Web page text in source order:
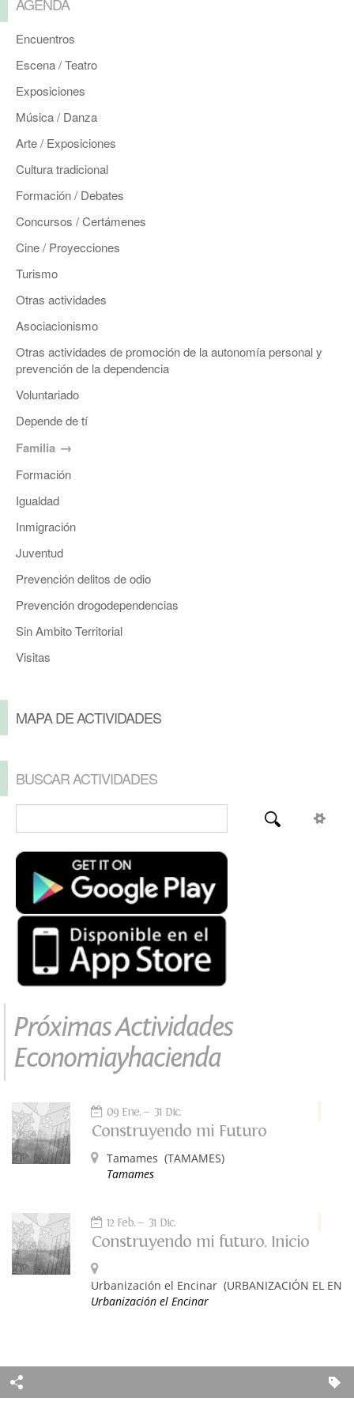
Encuentros
Escena / Teatro
Exposiciones
Música / Danza
Arte / Exposiciones
Cultura tradicional
Formación / Debates
Concursos / Certámenes
Cine / Proyecciones
Turismo
Otras actividades
Asociacionismo
Otras actividades de promoción de la autonomía personal y
prevención de la dependencia
Voluntariado
Depende de tí
Familia
Formación
Igualdad
Inmigración
Juventud
Prevención delitos de odio
Prevención drogodependencias
Sin Ambito Territorial
Visitas
MAPA DE ACTIVIDADES
BUSCAR ACTIVIDADES
Próximas Actividades
Economiayhacienda
09 Ene. 31 Dic.
Construyendo mi Futuro
Tamames (TAMAMES)
Tamames
12 Feb. 31 Dic.
Construyendo mi futuro. Inicio
Urbanización el Encinar (URBANIZACIÓN EL
Urbanización el Encinar